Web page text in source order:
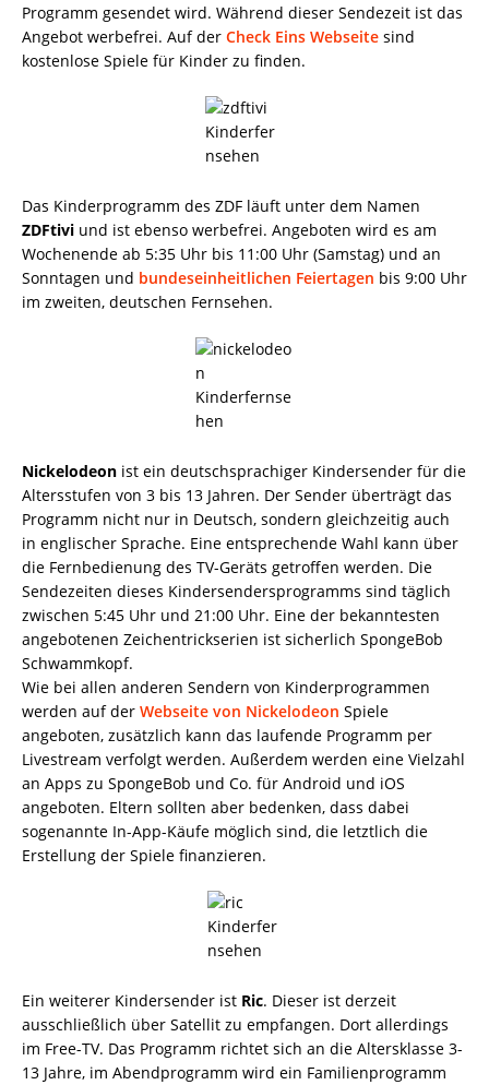
Programm gesendet wird. Während dieser Sendezeit ist das
Angebot werbefrei. Auf der Check Eins Webseite sind
kostenlose Spiele für Kinder zu finden.
Das Kinderprogramm des ZDF läuft unter dem Namen
ZDFtivi und ist ebenso werbefrei. Angeboten wird es am
Wochenende ab 5:35 Uhr bis 11:00 Uhr (Samstag) und an
Sonntagen und bundeseinheitlichen Feiertagen bis 9:00 Uhr
im zweiten, deutschen Fernsehen.
Nickelodeon ist ein deutschsprachiger Kindersender für die
Altersstufen von 3 bis 13 Jahren. Der Sender überträgt das
Programm nicht nur in Deutsch, sondern gleichzeitig auch
in englischer Sprache. Eine entsprechende Wahl kann über
die Fernbedienung des TV-Geräts getroffen werden. Die
Sendezeiten dieses Kindersendersprogramms sind täglich
zwischen 5:45 Uhr und 21:00 Uhr. Eine der bekanntesten
angebotenen Zeichentrickserien ist sicherlich SpongeBob
Schwammkopf.
Wie bei allen anderen Sendern von Kinderprogrammen
werden auf der Webseite von Nickelodeon Spiele
angeboten, zusätzlich kann das laufende Programm per
Livestream verfolgt werden. Außerdem werden eine Vielzahl
an Apps zu SpongeBob und Co. für Android und iOS
angeboten. Eltern sollten aber bedenken, dass dabei
sogenannte In-App-Käufe möglich sind, die letztlich die
Erstellung der Spiele finanzieren.
Ein weiterer Kindersender ist Ric. Dieser ist derzeit
ausschließlich über Satellit zu empfangen. Dort allerdings
im Free-TV. Das Programm richtet sich an die Altersklasse 3-
13 Jahre, im Abendprogramm wird ein Familienprogramm